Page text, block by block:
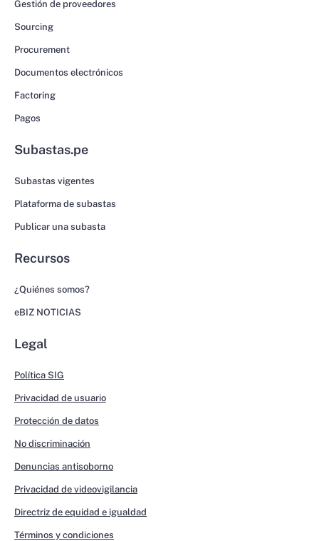
Gestión de proveedores
Sourcing
Procurement
Documentos electrónicos
Factoring
Pagos
Subastas.pe
Subastas vigentes
Plataforma de subastas
Publicar una subasta
Recursos
¿Quiénes somos?
eBIZ NOTICIAS
Legal
Política SIG
Privacidad de usuario
Protección de datos
No discriminación
Denuncias antisoborno
Privacidad de videovigilancia
Directriz de equidad e igualdad
Términos y condiciones